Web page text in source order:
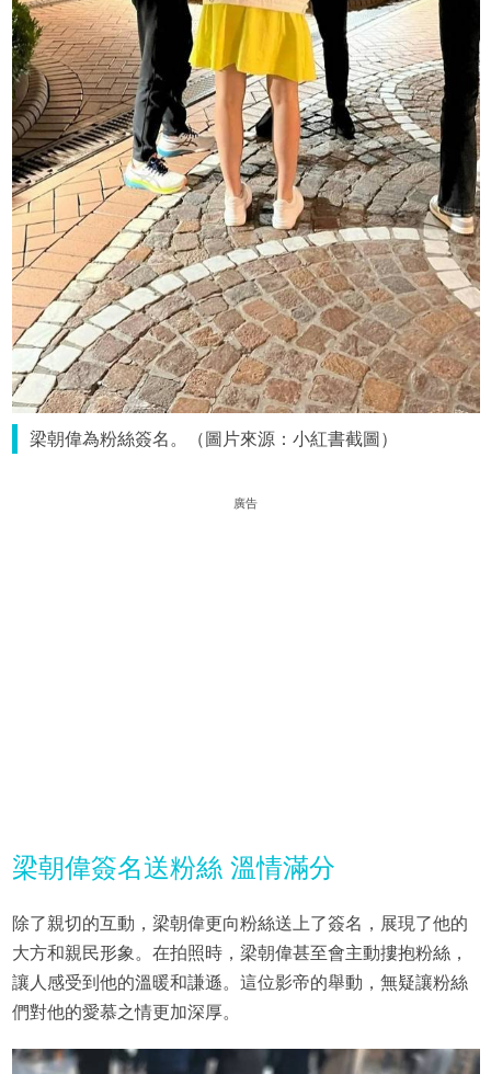
梁朝偉為粉絲簽名。（圖片來源：小紅書截圖）
廣告
梁朝偉簽名送粉絲 溫情滿分
除了親切的互動，梁朝偉更向粉絲送上了簽名，展現了他的
大方和親民形象。在拍照時，梁朝偉甚至會主動摟抱粉絲，
讓人感受到他的溫暖和謙遜。這位影帝的舉動，無疑讓粉絲
們對他的愛慕之情更加深厚。